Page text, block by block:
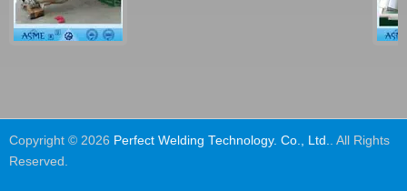
Copyright © 2026 Perfect Welding Technology. Co., Ltd.
. All Rights
Reserved.